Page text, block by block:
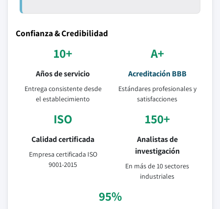
Confianza & Credibilidad
10+
Años de servicio
Entrega consistente desde
el establecimiento
A+
Acreditación BBB
Estándares profesionales y
satisfacciones
ISO
Calidad certificada
Empresa certificada ISO
9001-2015
150+
Analistas de
investigación
En más de 10 sectores
industriales
95%